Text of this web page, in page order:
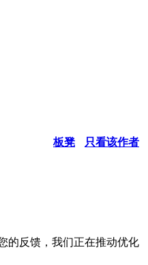
板凳 只看该作者
的反馈，我们正在推动优化